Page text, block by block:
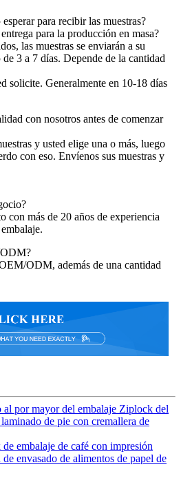
para recibir las muestras?
para la producción en masa?
las muestras se enviarán a su
3 a 7 días. Depende de la cantidad
solicite. Generalmente en 10-18 días
con nosotros antes de comenzar
y usted elige una o más, luego
con eso. Envíenos sus muestras y
con más de 20 años de experiencia
ODM, además de una cantidad
al por mayor del embalaje Ziplock del
de pie con cremallera de
embalaje de café con impresión
envasado de alimentos de papel de